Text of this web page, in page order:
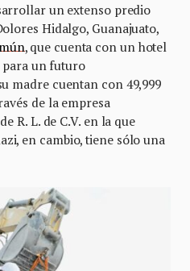
un extenso predio
Hidalgo, Guanajuato,
, que cuenta con un hotel
un futuro
madre cuentan con 49,999
de la empresa
R. L. de C.V. en la que
en cambio, tiene sólo una